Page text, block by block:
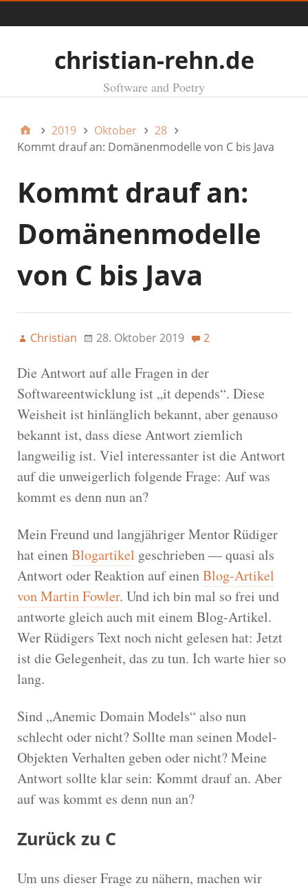
christian-rehn.de
Software and Poetry
2019 Oktober
28
Kommt drauf an: Domänenmodelle von C bis Java
Kommt drauf an:
Domänenmodelle
von C bis Java
Christian 28. Oktober 2019 2
Die Antwort auf alle Fragen in der
Softwareentwicklung ist „it depends“. Diese
Weisheit ist hinlänglich bekannt, aber genauso
bekannt ist, dass diese Antwort ziemlich
langweilig ist. Viel interessanter ist die Antwort
auf die unweigerlich folgende Frage: Auf was
kommt es denn nun an?
Mein Freund und langjähriger Mentor Rüdiger
hat einenBlogartikel geschrieben — quasi als
Antwort oder Reaktion auf einenBlog-Artikel
von Martin Fowler. Und ich bin mal so frei und
antworte gleich auch mit einem Blog-Artikel.
Wer Rüdigers Text noch nicht gelesen hat: Jetzt
ist die Gelegenheit, das zu tun. Ich warte hier so
lang.
Sind „Anemic Domain Models“ also nun
schlecht oder nicht? Sollte man seinen Model-
Objekten Verhalten geben oder nicht? Meine
Antwort sollte klar sein: Kommt drauf an. Aber
auf was kommt es denn nun an?
Zurück zu C
Um uns dieser Frage zu nähern, machen wir